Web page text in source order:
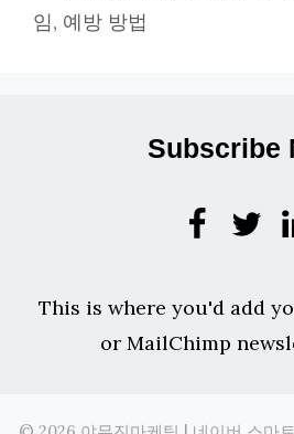
임, 예방 방법
Subscribe
This is where you'd add
or MailChimp